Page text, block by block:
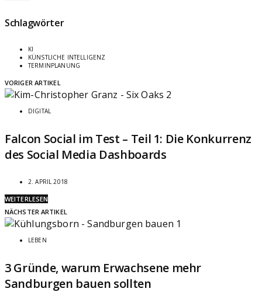
Schlagwörter
KI
KÜNSTLICHE INTELLIGENZ
TERMINPLANUNG
VORIGER ARTIKEL
DIGITAL
Falcon Social im Test – Teil 1: Die Konkurrenz
des Social Media Dashboards
2. APRIL 2018
WEITERLESEN
NÄCHSTER ARTIKEL
LEBEN
3 Gründe, warum Erwachsene mehr
Sandburgen bauen sollten